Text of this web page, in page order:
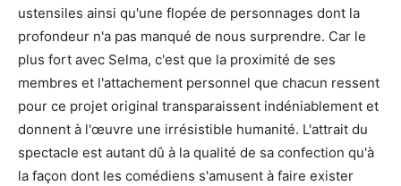
ustensiles ainsi qu'une flopée de personnages dont la
profondeur n'a pas manqué de nous surprendre. Car le
plus fort avec Selma, c'est que la proximité de ses
membres et l'attachement personnel que chacun ressent
pour ce projet original transparaissent indéniablement et
donnent à l'œuvre une irrésistible humanité. L'attrait du
spectacle est autant dû à la qualité de sa confection qu'à
la façon dont les comédiens s'amusent à faire exister